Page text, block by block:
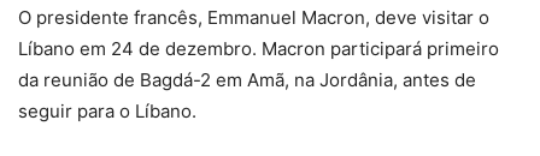
O presidente francês, Emmanuel Macron, deve visitar o
Líbano em 24 de dezembro. Macron participará primeiro
da reunião de Bagdá-2 em Amã, na Jordânia, antes de
seguir para o Líbano.